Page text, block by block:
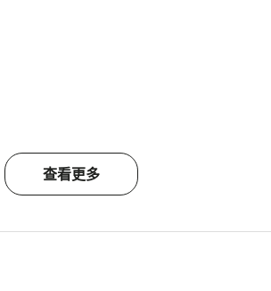
查看更多